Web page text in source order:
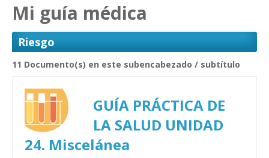
Mi guía médica
Riesgo
11 Documento(s) en este subencabezado / subtítulo
GUÍA PRÁCTICA DE
LA SALUD UNIDAD
24. Miscelánea